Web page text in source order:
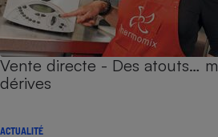
Vente directe - Des atouts…
dérives
ACTUALITÉ